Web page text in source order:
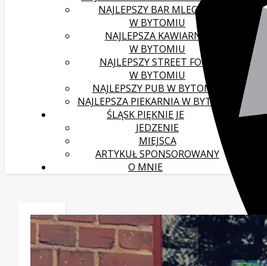
NAJLEPSZY BAR MLECZNY
W BYTOMIU
NAJLEPSZA KAWIARNIA
W BYTOMIU
NAJLEPSZY STREET FOOD
W BYTOMIU
NAJLEPSZY PUB W BYTOMIU
NAJLEPSZA PIEKARNIA W BYTOMIU
ŚLĄSK PIĘKNIE JE
JEDZENIE
MIEJSCA
ARTYKUŁ SPONSOROWANY
O MNIE